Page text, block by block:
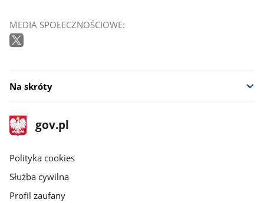
MEDIA SPOŁECZNOŚCIOWE:
Na skróty
stopka
gov.pl
Strona
gov.pl
gov.pl
Polityka cookies
Służba cywilna
Profil zaufany